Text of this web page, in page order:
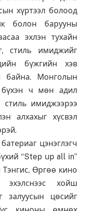
хүртээл болоод
болон барууны
эхлэн тухайн
стиль имиджийг
бүжгийн хэв
байна. Монголын
бүхэн ч мөн адил
стиль имиджээрээ
алхахыг хүсвэл
цэнэглэгч
“Step up all in”
Өргөө кино
эхэлснээс хойш
залуусын цөсийг